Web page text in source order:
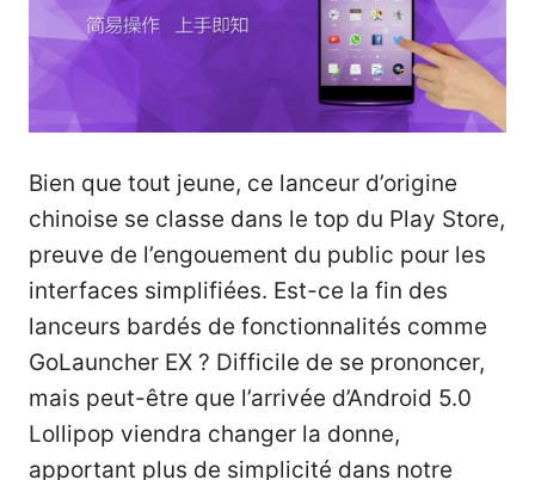
Bien que tout jeune, ce lanceur d’origine
chinoise se classe dans le top du Play Store,
preuve de l’engouement du public pour les
interfaces simplifiées. Est-ce la fin des
lanceurs bardés de fonctionnalités comme
GoLauncher EX ? Difficile de se prononcer,
mais peut-être que l’arrivée d’Android 5.0
Lollipop viendra changer la donne,
apportant plus de simplicité dans notre